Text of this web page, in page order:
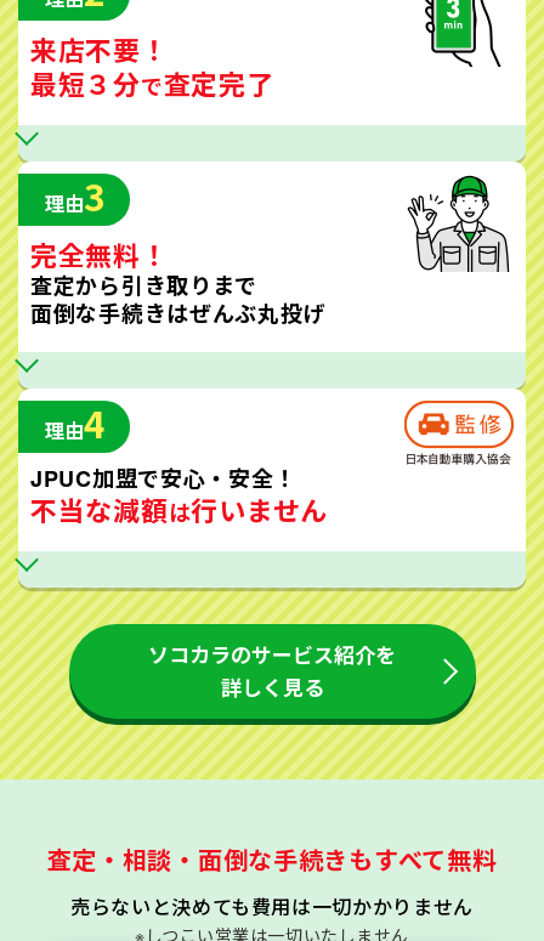
来店不要！
最短３分で査定完了
理由3
完全無料！
査定から引き取りまで
面倒な手続きはぜんぶ丸投げ
理由4
JPUC加盟で安心・安全！
不当な減額は行いません
ソコカラのサービス紹介を
詳しく見る
査定・相談・面倒な手続きもすべて無料
売らないと決めても費用は一切かかりません
※しつこい営業は一切いたしません